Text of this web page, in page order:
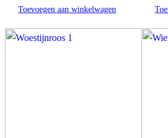
Toevoegen aan winkelwagen